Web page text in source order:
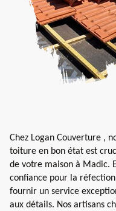
Chez Logan Couverture ,
toiture en bon état est
de votre maison à Madic.
confiance pour la
fournir un service
aux détails. Nos artisans